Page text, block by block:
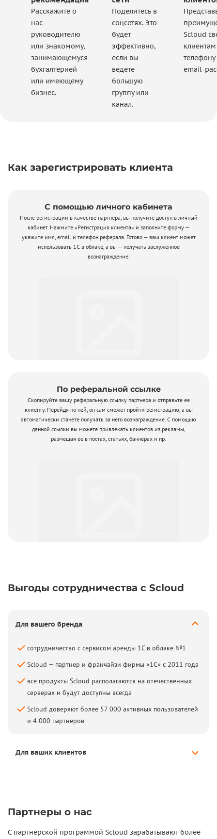
Расскажите о
нас
руководителю
или знакомому,
занимающемуся
бухгалтерией
или имеющему
бизнес.
Поделитесь в
соцсетях. Это
будет
эффективно,
если вы
ведете
большую
группу или
канал.
Scloud
email-
Как зарегистрировать клиента
С помощью личного кабинета
После регистрации в качестве партнера, вы получите доступ в личный
кабинет. Нажмите «Регистрация клиента» и заполните форму —
укажите имя, email и телефон реферала. Готово — ваш клиент может
использовать 1С в облаке, а вы — получать заслуженное
вознаграждение.
По реферальной ссылке
Скопируйте вашу реферальную ссылку партнера и отправьте ее
клиенту. Перейдя по ней, он сам сможет пройти регистрацию, а вы
автоматически станете получать за него вознаграждение. С помощью
данной ссылки вы можете привлекать клиентов из рекламы,
размещая ее в постах, статьях, баннерах и пр.
Выгоды сотрудничества с Scloud
Для вашего бренда
сотрудничество с сервисом аренды 1С в облаке №1
Scloud — партнер и франчайзи фирмы «1С» с 2011 года
все продукты Scloud располагаются на отечественных
серверах и будут доступны всегда
Scloud доверяют более 57 000 активных пользователей
и 4 000 партнеров
Для ваших клиентов
Партнеры о нас
С партнерской программой Scloud зарабатывают более